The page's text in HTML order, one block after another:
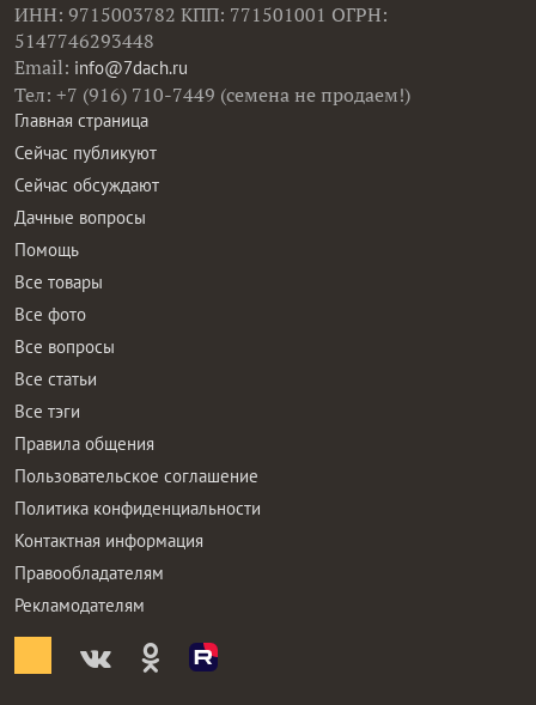
ИНН: 9715003782 КПП: 771501001 ОГРН:
5147746293448
Email: info@7dach.ru
Тел: +7 (916) 710-7449 (семена не продаем!)
Главная страница
Сейчас публикуют
Сейчас обсуждают
Дачные вопросы
Помощь
Все товары
Все фото
Все вопросы
Все статьи
Все тэги
Правила общения
Пользовательское соглашение
Политика конфиденциальности
Контактная информация
Правообладателям
Рекламодателям